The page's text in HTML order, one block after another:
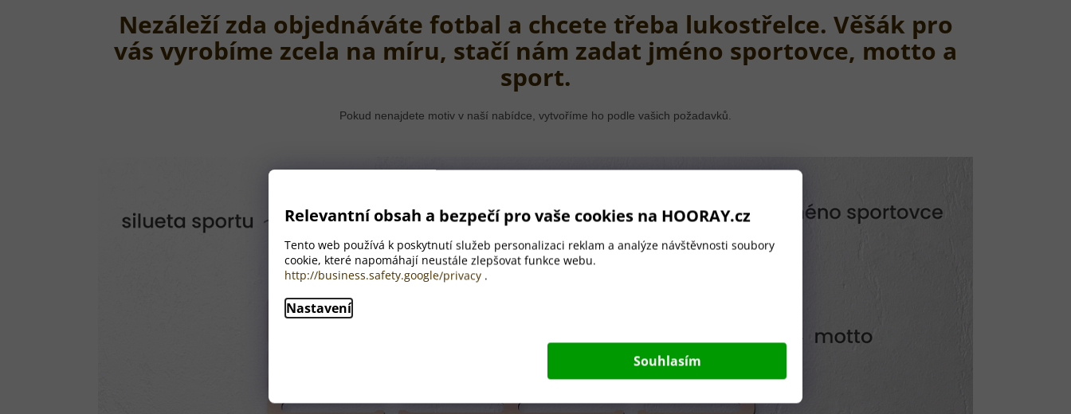
Relevantní obsah a bezpečí pro vaše cookies na HOORAY.cz
Tento web používá k poskytnutí služeb personalizaci reklam a analýze návštěvnosti soubory
cookie, které napomáhají neustále zlepšovat funkce webu.
http://business.safety.google/privacy .
Nastavení
Souhlasím
Nezáleží zda objednáváte fotbal a chcete třeba lukostřelce. Věšák pro
vás vyrobíme zcela na míru, stačí nám zadat jméno sportovce, motto a
sport.
Pokud nenajdete motiv v naší nabídce, vytvoříme ho podle vašich požadavků.